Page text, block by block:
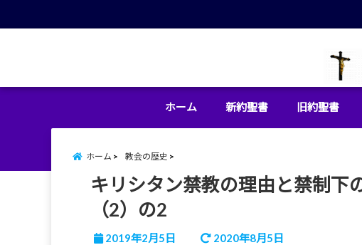
ホーム 新約聖書 旧約聖書
ホーム 教会の歴史
キリシタン禁教の理由と禁制下
（2）の2
2019年2月5日 2020年8月5日